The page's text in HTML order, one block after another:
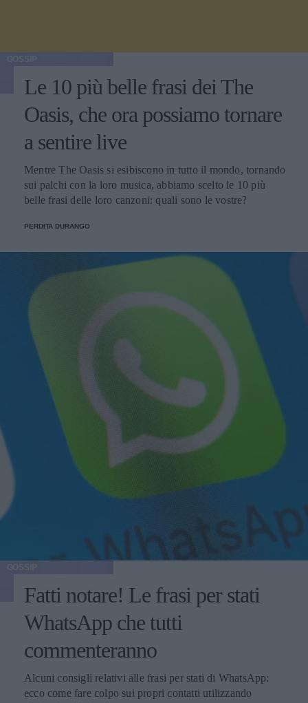
Le 10 più belle frasi dei The
Oasis, che ora possiamo tornare
a sentire live
Mentre The Oasis si esibiscono in tutto il mondo, tornando
sui palchi con la loro musica, abbiamo scelto le 10 più
belle frasi delle loro canzoni: quali sono le vostre?
PERDITA DURANGO
Fatti notare! Le frasi per stati
WhatsApp che tutti
commenteranno
Alcuni consigli relativi alle frasi per stati di WhatsApp:
ecco come fare colpo sui propri contatti utilizzando